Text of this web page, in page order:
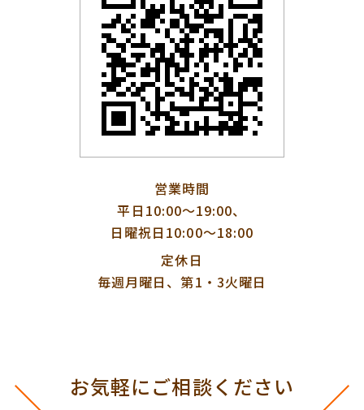
営業時間
平日10:00〜19:00、
日曜祝日10:00〜18:00
定休日
毎週月曜日、第1・3火曜日
お気軽にご相談ください